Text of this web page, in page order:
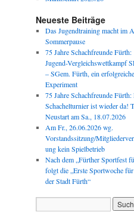
Neueste Beiträge
Das Jugendtraining macht im
Sommerpause
75 Jahre Schachfreunde Fürth:
Jugend-Vergleichswettkampf
– SGem. Fürth, ein
Experiment
75 Jahre Schachfreunde Fürth:
Schachelturnier ist wieder da!
Neustart am Sa., 18.07.2026
Am Fr., 26.06.2026 wg.
Vorstandssitzung/
ung kein Spielbetrieb
Nach dem „Fürther Sportfest
folgt die „Erste Sportwoche
der Stadt Fürth“